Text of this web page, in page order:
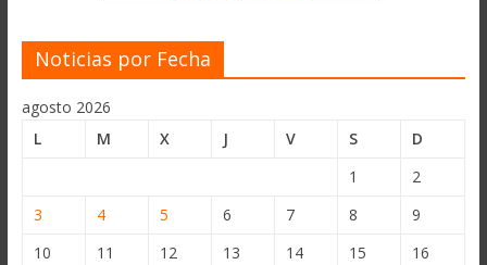
Noticias por Fecha
agosto 2026
L
M X J V S
D
1
2
3
4 5 6 7 8
9
10
11 12 13 14 15
16